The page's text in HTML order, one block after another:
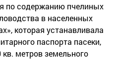
по содержанию пчелиных
в населенных
которая устанавливала
паспорта пасеки,
метров земельного